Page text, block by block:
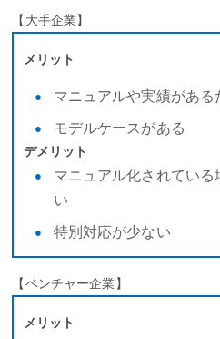
【大手企業】
メリット
マニュアルや実績がある
モデルケースがある
デメリット
マニュアル化されている
い
特別対応が少ない
【ベンチャー企業】
メリット